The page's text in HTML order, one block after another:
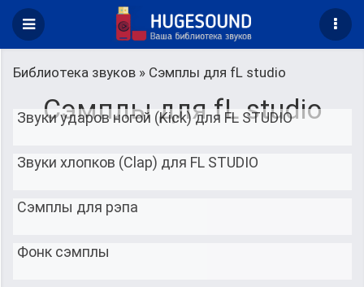
Библиотека звуков » Сэмплы для fL studio
Сэмплы для fL studio
Звуки ударов ногой (Kick) для FL STUDIO
Звуки хлопков (Clap) для FL STUDIO
Cэмплы для рэпа
Фонк сэмплы